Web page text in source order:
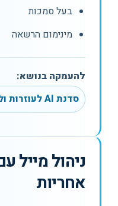
בעל סמכות
מינימום הרשאה
להעמקה בנושא:
סדנת AI לעוזרות ולעוזרים אישיים
אחריות